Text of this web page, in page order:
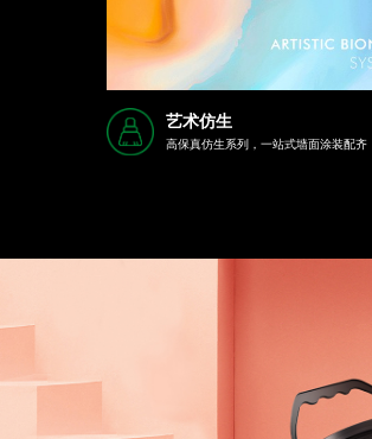
艺术仿生
高保真仿生系列，一站式墙面涂装配齐